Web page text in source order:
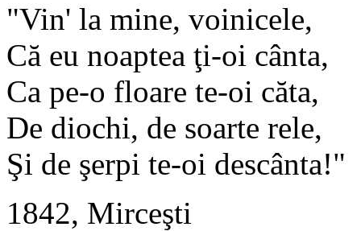
"Vin' la mine, voinicele,
Că eu noaptea ţi-oi cânta,
Ca pe-o floare te-oi căta,
De diochi, de soarte rele,
Şi de şerpi te-oi descânta!"
1842, Mirceşti